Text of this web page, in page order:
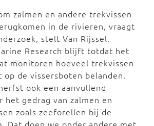
zalmen en andere trekvissen
in de rivieren, vraagt
stelt Van Rijssel.
Research blijft totdat het
monitoren hoeveel trekvissen
op de vissersboten belanden.
ook een aanvullend
het gedrag van zalmen en
zoals zeeforellen bij de